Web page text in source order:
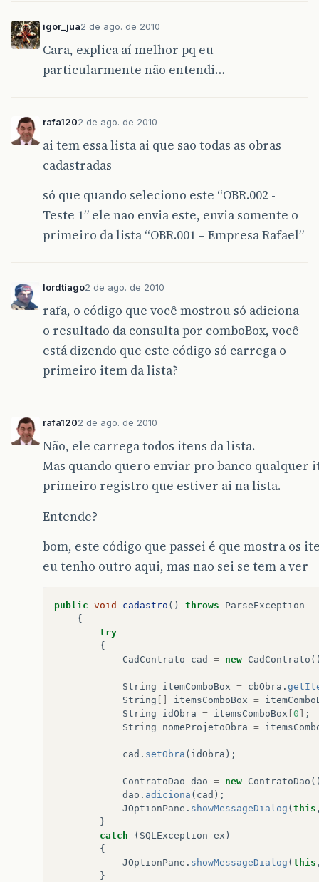
igor_jua2 de ago. de 2010
Cara, explica aí melhor pq eu
particularmente não entendi…
rafa1202 de ago. de 2010
ai tem essa lista ai que sao todas as obras
cadastradas
só que quando seleciono este “OBR.002 -
Teste 1” ele nao envia este, envia somente o
primeiro da lista “OBR.001 – Empresa Rafael”
lordtiago2 de ago. de 2010
rafa, o código que você mostrou só adiciona
o resultado da consulta por comboBox, você
está dizendo que este código só carrega o
primeiro item da lista?
rafa1202 de ago. de 2010
Não, ele carrega todos itens da lista.
Mas quando quero enviar pro banco qualquer
primeiro registro que estiver ai na lista.
Entende?
bom, este código que passei é que mostra os
eu tenho outro aqui, mas nao sei se tem a ver
public void cadastro () throws
ParseException
{
try
{
CadContrato
cad = new CadContrato
String itemComboBox = cbObra .
String [] itemsComboBox =
String
idObra = itemsComboBox [0 ] ;
String
nomeProjetoObra =
cad . setObra ( idObra );
ContratoDao dao = new ContratoDao
dao . adiciona ( cad );
JOptionPane . showMessageDialog (this
}
catch
( SQLException ex )
{
JOptionPane . showMessageDialog (this
}